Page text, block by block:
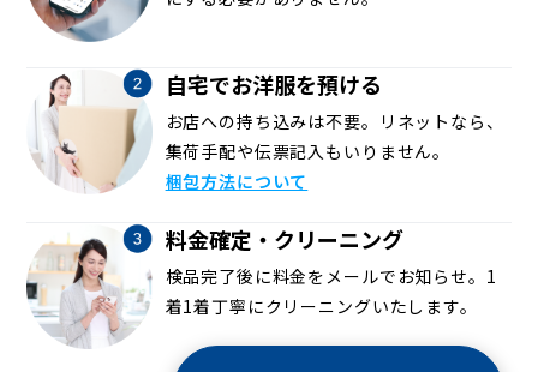
自宅でお洋服を預ける
お店への持ち込みは不要。リネットなら、
集荷手配や伝票記入もいりません。
梱包方法について
料金確定・クリーニング
検品完了後に料金をメールでお知らせ。1
着1着丁寧にクリーニングいたします。